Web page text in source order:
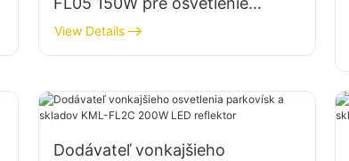
parkovísk a skladovacích
priestorov
View Details
Dodávateľ vonkajšieho